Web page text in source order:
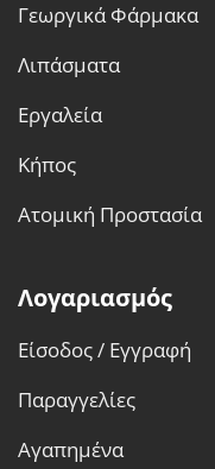
Γεωργικά Φάρμακα
Λιπάσματα
Εργαλεία
Κήπος
Ατομική Προστασία
Λογαριασμός
Είσοδος / Εγγραφή
Παραγγελίες
Αγαπημένα